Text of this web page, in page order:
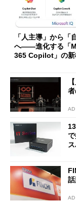
「人主導」から「
へ――進化する「
365 Copilot」の新
AD
話
AD